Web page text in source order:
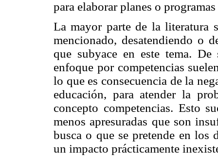
para elaborar planes o
La mayor parte de la literatura
mencionado, desatendiendo o
que subyace en este tema.
enfoque por competencias
lo que es consecuencia de la
educación, para atender la
concepto competencias. Esto
menos apresuradas que son
busca o que se pretende en los
un impacto prácticamente